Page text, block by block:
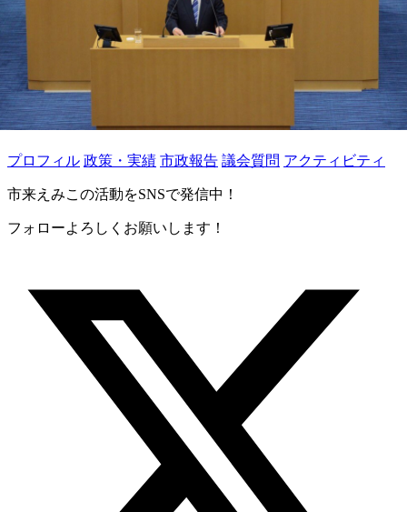
プロフィル 政策・実績 市政報告 議会質問 アクティビティ
市来えみこの活動をSNSで発信中！
フォローよろしくお願いします！